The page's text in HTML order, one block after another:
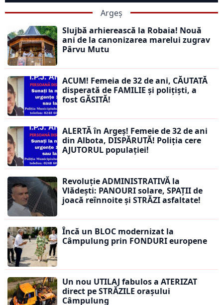
Argeș
Slujbă arhierească la Robaia! Nouă
ani de la canonizarea marelui zugrav
Pârvu Mutu
ACUM! Femeia de 32 de ani, CĂUTATĂ
disperată de FAMILIE și polițiști, a
fost GĂSITĂ!
ALERTĂ în Argeș! Femeie de 32 de ani
din Albota, DISPĂRUTĂ! Poliția cere
AJUTORUL populației!
Revoluție ADMINISTRATIVĂ la
Vlădești: PANOURI solare, SPAȚII de
joacă reînnoite și STRĂZI asfaltate!
Încă un BLOC modernizat la
Câmpulung prin FONDURI europene
Un nou UTILAJ fabulos a ATERIZAT
direct pe STRĂZILE orașului
Câmpulung